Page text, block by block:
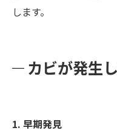
します。
カビが発生
1. 早期発見